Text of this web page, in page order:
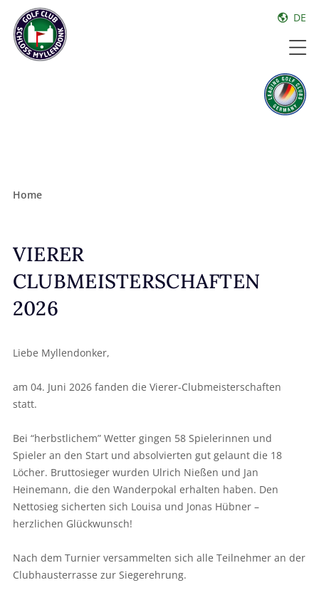
DE
Home
VIERER
CLUBMEISTERSCHAFTEN
2026
Liebe Myllendonker,
am 04. Juni 2026 fanden die Vierer-Clubmeisterschaften
statt.
Bei “herbstlichem” Wetter gingen 58 Spielerinnen und
Spieler an den Start und absolvierten gut gelaunt die 18
Löcher. Bruttosieger wurden Ulrich Nießen und Jan
Heinemann, die den Wanderpokal erhalten haben. Den
Nettosieg sicherten sich Louisa und Jonas Hübner –
herzlichen Glückwunsch!
Nach dem Turnier versammelten sich alle Teilnehmer an der
Clubhausterrasse zur Siegerehrung.